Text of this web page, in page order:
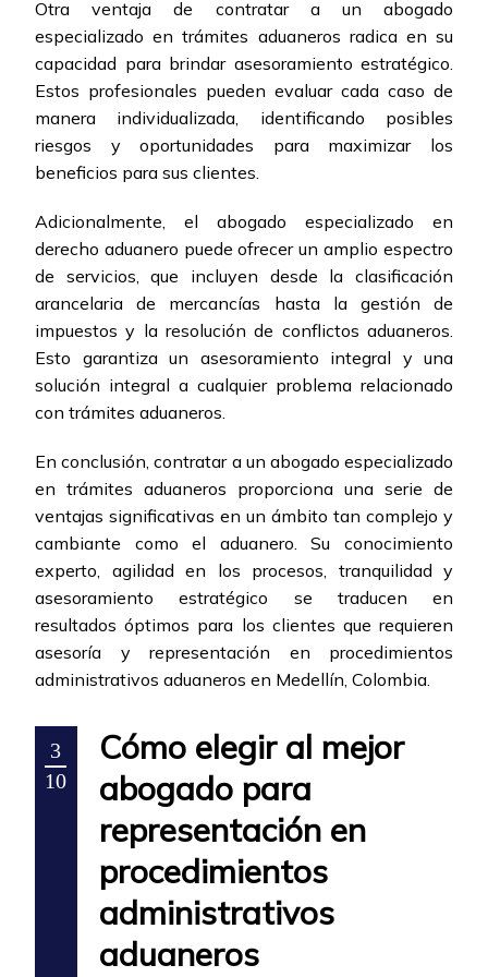
Otra ventaja de contratar a un abogado
especializado en trámites aduaneros radica en su
capacidad para brindar asesoramiento estratégico.
Estos profesionales pueden evaluar cada caso de
manera individualizada, identificando posibles
riesgos y oportunidades para maximizar los
beneficios para sus clientes.
Adicionalmente, el abogado especializado en
derecho aduanero puede ofrecer un amplio espectro
de servicios, que incluyen desde la clasificación
arancelaria de mercancías hasta la gestión de
impuestos y la resolución de conflictos aduaneros.
Esto garantiza un asesoramiento integral y una
solución integral a cualquier problema relacionado
con trámites aduaneros.
En conclusión, contratar a un abogado especializado
en trámites aduaneros proporciona una serie de
ventajas significativas en un ámbito tan complejo y
cambiante como el aduanero. Su conocimiento
experto, agilidad en los procesos, tranquilidad y
asesoramiento estratégico se traducen en
resultados óptimos para los clientes que requieren
asesoría y representación en procedimientos
administrativos aduaneros en Medellín, Colombia.
3
10
Cómo elegir al mejor
abogado para
representación en
procedimientos
administrativos
aduaneros